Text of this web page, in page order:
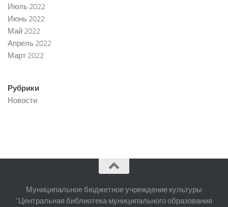
Июль 2022
Июнь 2022
Май 2022
Апрель 2022
Март 2022
Рубрики
Новости
Муниципальное бюджетное учреждение культуры
"Центральная библиотека муниципального образования